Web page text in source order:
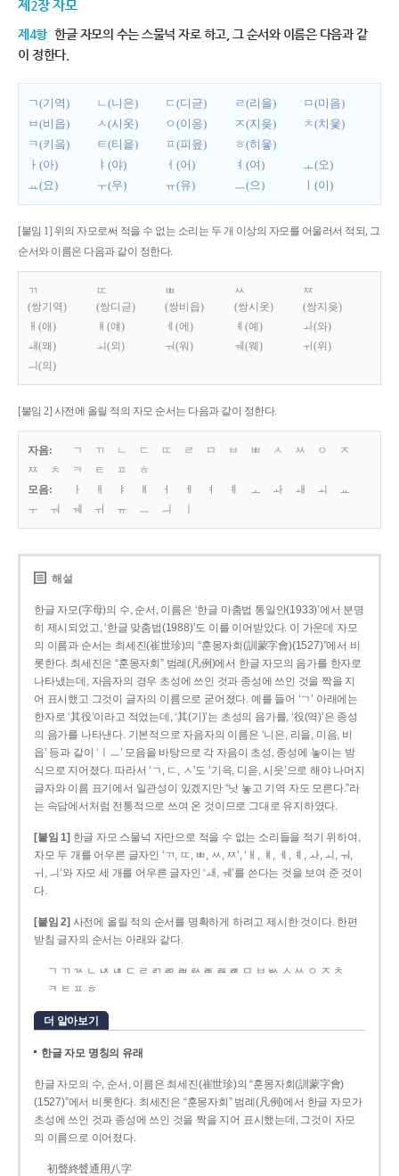
제2장 자모
제4항 한글 자모의 수는 스물넉 자로 하고, 그 순서와 이름은 다음과 같
이 정한다.
ㄱ(기역) ㄴ(니은) ㄷ(디귿) ㄹ(리을)
ㅁ(미음)
ㅂ(비읍)
ㅅ(시옷) ㅇ(이응) ㅈ(지읒)
ㅊ(치읓)
ㅋ(키읔)
ㅌ(티읕) ㅍ(피읖)
ㅎ(히읗)
ㅏ(아)
ㅑ(야) ㅓ(어) ㅕ(여)
ㅗ(오)
ㅛ(요)
ㅜ(우) ㅠ(유) ㅡ(으) ㅣ(이)
[붙임 1] 위의 자모로써 적을 수 없는 소리는 두 개 이상의 자모를 어울러서 적되, 그
순서와 이름은 다음과 같이 정한다.
ㄲ
(쌍기역)
ㄸ
(쌍디귿)
ㅃ
(쌍비읍)
ㅆ
(쌍시옷)
ㅉ
(쌍지읒)
ㅐ(애)
ㅒ(얘) ㅔ(에) ㅖ(예)
ㅘ(와)
ㅙ(왜)
ㅚ(외) ㅝ(워) ㅞ(웨)
ㅟ(위)
ㅢ(의)
[붙임 2] 사전에 올릴 적의 자모 순서는 다음과 같이 정한다.
자음: ㄱ ㄲ ㄴ ㄷ ㄸ ㄹ ㅁ ㅂ ㅃ ㅅ ㅆ ㅇ
ㅈ
ㅉ
ㅊ ㅋ ㅌ ㅍ
ㅎ
모음:
ㅏ ㅐ ㅑ ㅒ ㅓ ㅔ ㅕ ㅖ ㅗ ㅘ ㅙ ㅚ
ㅛ
ㅜ
ㅝ ㅞ ㅟ ㅠ ㅡ ㅢ
해설
한글 자모(字母)의 수, 순서, 이름은 ‘한글 마춤법 통일안(1933)’에서 분명
히 제시되었고, ‘한글 맞춤법(1988)’도 이를 이어받았다. 이 가운데 자모
의 이름과 순서는 최세진(崔世珍)의 “훈몽자회(訓蒙字會)(1527)”에서 비
롯한다. 최세진은 “훈몽자회” 범례(凡例)에서 한글 자모의 음가를 한자로
나타냈는데, 자음자의 경우 초성에 쓰인 것과 종성에 쓰인 것을 짝을 지
어 표시했고 그것이 글자의 이름으로 굳어졌다. 예를 들어 ‘ㄱ’ 아래에는
한자로 ‘其役’이라고 적었는데, ‘其(기)’는 초성의 음가를, ‘役(역)’은 종성
의 음가를 나타낸다. 기본적으로 자음자의 이름은 ‘니은, 리을, 미음, 비
읍’ 등과 같이 ‘ㅣㅡ’ 모음을 바탕으로 각 자음이 초성, 종성에 놓이는 방
식으로 지어졌다. 따라서 ‘ㄱ, ㄷ, ㅅ’도 ‘기윽, 디읃, 시읏’으로 해야 나머지
글자와 이름 표기에서 일관성이 있겠지만 “낫 놓고 기역 자도 모른다.”라
는 속담에서처럼 전통적으로 쓰여 온 것이므로 그대로 유지하였다.
[붙임 1] 한글 자모 스물넉 자만으로 적을 수 없는 소리들을 적기 위하여,
자모 두 개를 어우른 글자인 ‘ㄲ, ㄸ, ㅃ, ㅆ, ㅉ’, ‘ㅐ, ㅒ, ㅔ, ㅖ, ㅘ, ㅚ, ㅝ,
ㅟ, ㅢ’와 자모 세 개를 어우른 글자인 ‘ㅙ, ㅞ’를 쓴다는 것을 보여 준 것이
다.
[붙임 2] 사전에 올릴 적의 순서를 명확하게 하려고 제시한 것이다. 한편
받침 글자의 순서는 아래와 같다.
ㄱ ㄲ ㄳ ㄴ ㄵ ㄶ ㄷ ㄹ ㄺ ㄻ ㄼ ㄽ ㄾ ㄿ ㅀ ㅁ ㅂ ㅄ ㅅ ㅆ ㅇ ㅈ ㅊ
ㅋ ㅌ ㅍ ㅎ
더 알아보기
한글 자모 명칭의 유래
한글 자모의 수, 순서, 이름은 최세진(崔世珍)의 “훈몽자회(訓蒙字會)
(1527)”에서 비롯한다. 최세진은 “훈몽자회” 범례(凡例)에서 한글 자모가
초성에 쓰인 것과 종성에 쓰인 것을 짝을 지어 표시했는데, 그것이 자모
의 이름으로 이어졌다.
初聲終聲通用八字